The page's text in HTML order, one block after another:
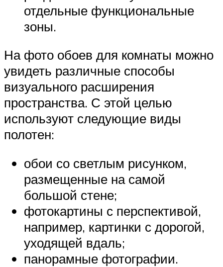
отдельные функциональные
зоны.
На фото обоев для комнаты можно
увидеть различные способы
визуального расширения
пространства. С этой целью
используют следующие виды
полотен:
обои со светлым рисунком,
размещенные на самой
большой стене;
фотокартины с перспективой,
например, картинки с дорогой,
уходящей вдаль;
панорамные фотографии.